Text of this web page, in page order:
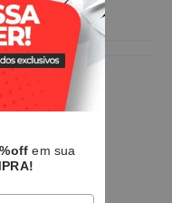
em sua